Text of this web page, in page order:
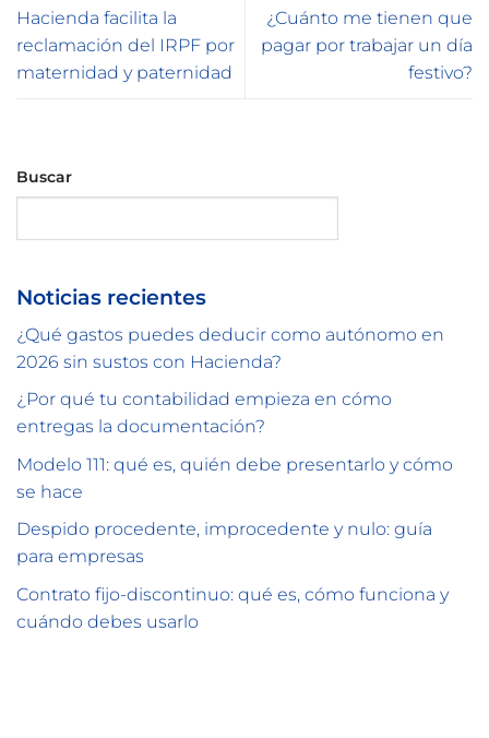
Hacienda facilita la
reclamación del IRPF por
maternidad y paternidad
¿Cuánto me tienen que
pagar por trabajar un día
festivo?
Buscar
Noticias recientes
¿Qué gastos puedes deducir como autónomo en
2026 sin sustos con Hacienda?
¿Por qué tu contabilidad empieza en cómo
entregas la documentación?
Modelo 111: qué es, quién debe presentarlo y cómo
se hace
Despido procedente, improcedente y nulo: guía
para empresas
Contrato fijo-discontinuo: qué es, cómo funciona y
cuándo debes usarlo